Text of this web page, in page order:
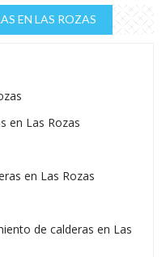
EN LAS ROZAS
en Las Rozas
en Las Rozas
de calderas en Las